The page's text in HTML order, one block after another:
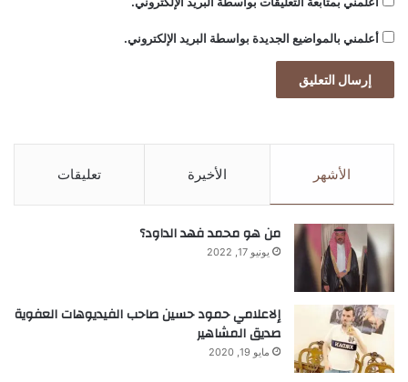
أعلمني بالمواضيع الجديدة بواسطة البريد الإلكتروني.
الأشهر الأخيرة تعليقات
من هو محمد فهد الداود؟
يونيو 17, 2022
إلاعلامي حمود حسين صاحب الفيديوهات العفوية
صديق المشاهير
مايو 19, 2020